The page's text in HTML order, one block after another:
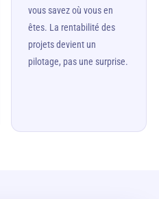
vous savez où vous en
êtes. La rentabilité des
projets devient un
pilotage, pas une surprise.